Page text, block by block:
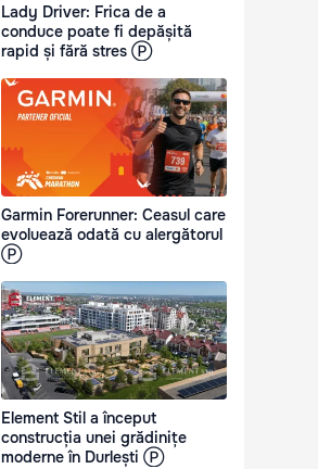
Lady Driver: Frica de a
conduce poate fi depășită
rapid și fără stres Ⓟ
Garmin Forerunner: Ceasul care
evoluează odată cu alergătorul
Ⓟ
Element Stil a început
construcția unei grădinițe
moderne în Durlești Ⓟ